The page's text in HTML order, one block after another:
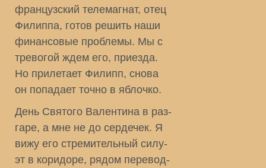
французский телемагнат, отец
Филиппа, готов решить наши
финансовые проблемы. Мы с
тревогой ждем его, приезда.
Но прилетает Филипп, снова
он попадает точно в яблочко.
День Святого Валентина в раз-
гаре, а мне не до сердечек. Я
вижу его стремительный силу-
эт в коридоре, рядом перевод-